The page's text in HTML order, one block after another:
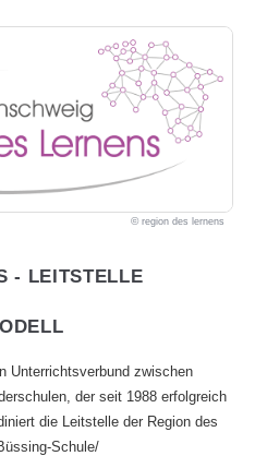
region des lernens
- LEITSTELLE
Unterrichtsverbund zwischen
der seit 1988 erfolgreich
die Leitstelle der Region des
Schule/